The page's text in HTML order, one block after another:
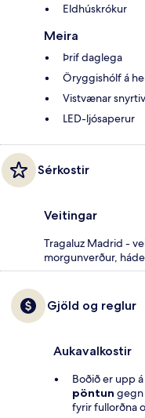
Eldhúskrókur
Meira
Þrif daglega
Öryggishólf á
Vistvænar
LED-ljósaperur
Sérkostir
Veitingar
Tragaluz Madrid -
morgunverður,
Gjöld og reglur
Aukavalkostir
Boðið er upp á
pöntun gegn
fyrir fullorðna